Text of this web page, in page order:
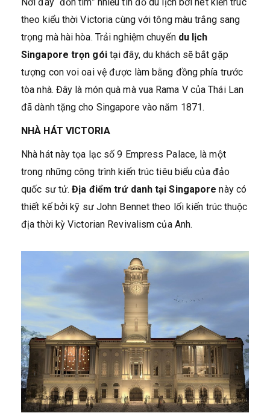
theo kiểu thời Victoria cùng với tông màu trắng sang
trọng mà hài hòa. Trải nghiệm chuyếndu lịch
Singapore trọn gói tại đây, du khách sẽ bắt gặp
tượng con voi oai vệ được làm bằng đồng phía trước
tòa nhà. Đây là món quà mà vua Rama V của Thái Lan
đã dành tặng cho Singapore vào năm 1871.
NHÀ HÁT VICTORIA
Nhà hát này tọa lạc số 9 Empress Palace, là một
trong những công trình kiến trúc tiêu biểu của đảo
quốc sư tử.Địa điểm trứ danh tại Singapore này có
thiết kế bởi kỹ sư John Bennet theo lối kiến trúc thuộc
địa thời kỳ Victorian Revivalism của Anh.